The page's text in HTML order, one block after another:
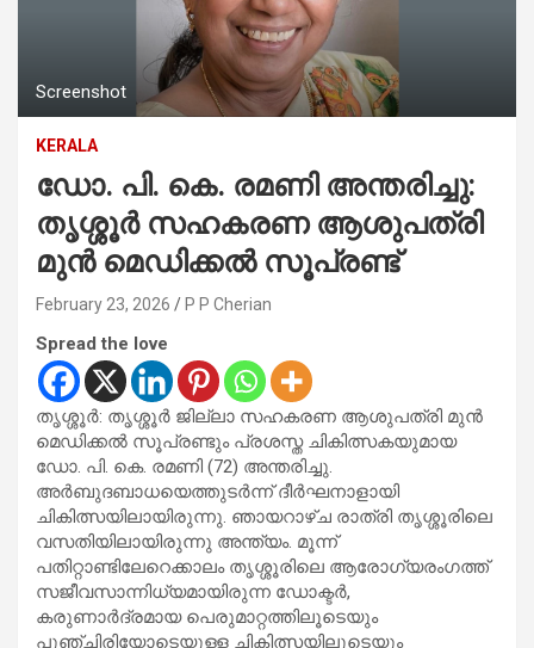
Screenshot
KERALA
ഡോ. പി. കെ. രമണി അന്തരിച്ചു:
തൃശ്ശൂർ സഹകരണ ആശുപത്രി
മുൻ മെഡിക്കൽ സൂപ്രണ്ട്
February 23, 2026 P P Cherian
Spread the love
തൃശ്ശൂർ: തൃശ്ശൂർ ജില്ലാ സഹകരണ ആശുപത്രി മുൻ
മെഡിക്കൽ സൂപ്രണ്ടും പ്രശസ്ത ചികിത്സകയുമായ
ഡോ. പി. കെ. രമണി (72) അന്തരിച്ചു.
അർബുദബാധയെത്തുടർന്ന് ദീർഘനാളായി
ചികിത്സയിലായിരുന്നു. ഞായറാഴ്ച രാത്രി തൃശ്ശൂരിലെ
വസതിയിലായിരുന്നു അന്ത്യം. മൂന്ന്
പതിറ്റാണ്ടിലേറെക്കാലം തൃശ്ശൂരിലെ ആരോഗ്യരംഗത്ത്
സജീവസാന്നിധ്യമായിരുന്ന ഡോക്ടർ,
കരുണാർദ്രമായ പെരുമാറ്റത്തിലൂടെയും
പുഞ്ചിരിയോടെയുള്ള ചികിത്സയിലൂടെയും